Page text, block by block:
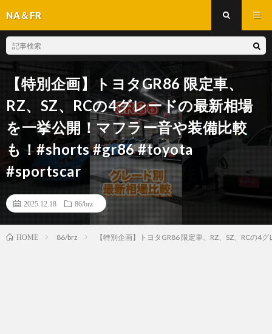
NA＆FR
【特別企画】トヨタGR86 限定車、
RZ、SZ、RCの4グレードの最新相場
を一挙公開！マフラー音や装備比較
も！#shorts #gr86 #toyota
#sportscar
2025.12.18 86/brz
HOME 86/brz 【特別企画】トヨタGR86 限定車、RZ、SZ、RCの